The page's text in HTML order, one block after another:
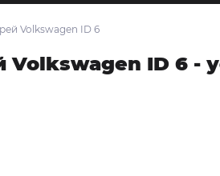
Volkswagen ID 6
ID 6 -